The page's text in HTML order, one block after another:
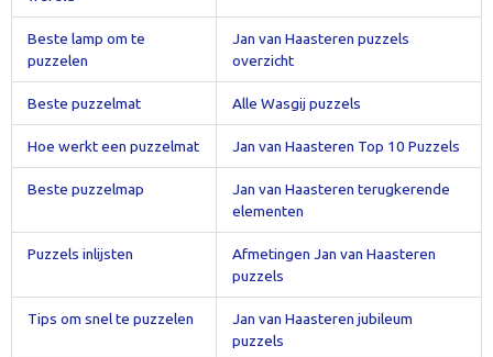
Beste lamp om te
puzzelen
Jan van Haasteren puzzels
overzicht
Beste puzzelmat Alle Wasgij puzzels
Hoe werkt een puzzelmat Jan van Haasteren Top 10 Puzzels
Beste puzzelmap
Jan van Haasteren terugkerende
elementen
Puzzels inlijsten
Afmetingen Jan van Haasteren
puzzels
Tips om snel te puzzelen
Jan van Haasteren jubileum
puzzels